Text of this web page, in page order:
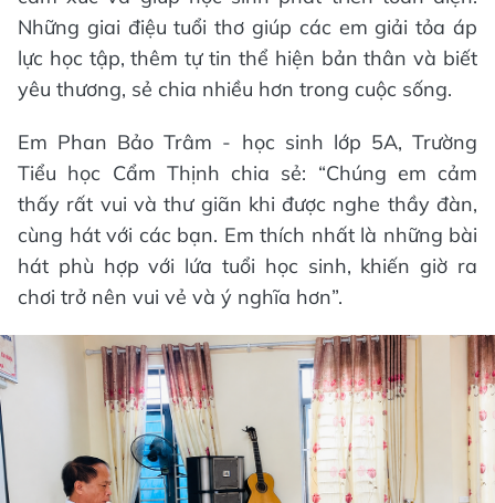
Những giai điệu tuổi thơ giúp các em giải tỏa áp
lực học tập, thêm tự tin thể hiện bản thân và biết
yêu thương, sẻ chia nhiều hơn trong cuộc sống.
Em Phan Bảo Trâm - học sinh lớp 5A, Trường
Tiểu học Cẩm Thịnh chia sẻ: “Chúng em cảm
thấy rất vui và thư giãn khi được nghe thầy đàn,
cùng hát với các bạn. Em thích nhất là những bài
hát phù hợp với lứa tuổi học sinh, khiến giờ ra
chơi trở nên vui vẻ và ý nghĩa hơn”.